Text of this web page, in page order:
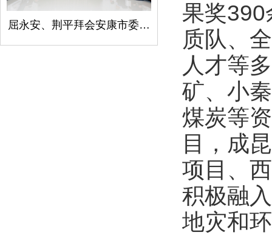
屈永安、荆平拜会安康市委书记柯昌万
果奖390
质队、
人才等
矿、小
煤炭等
目，成
项目、
积极融
地灾和